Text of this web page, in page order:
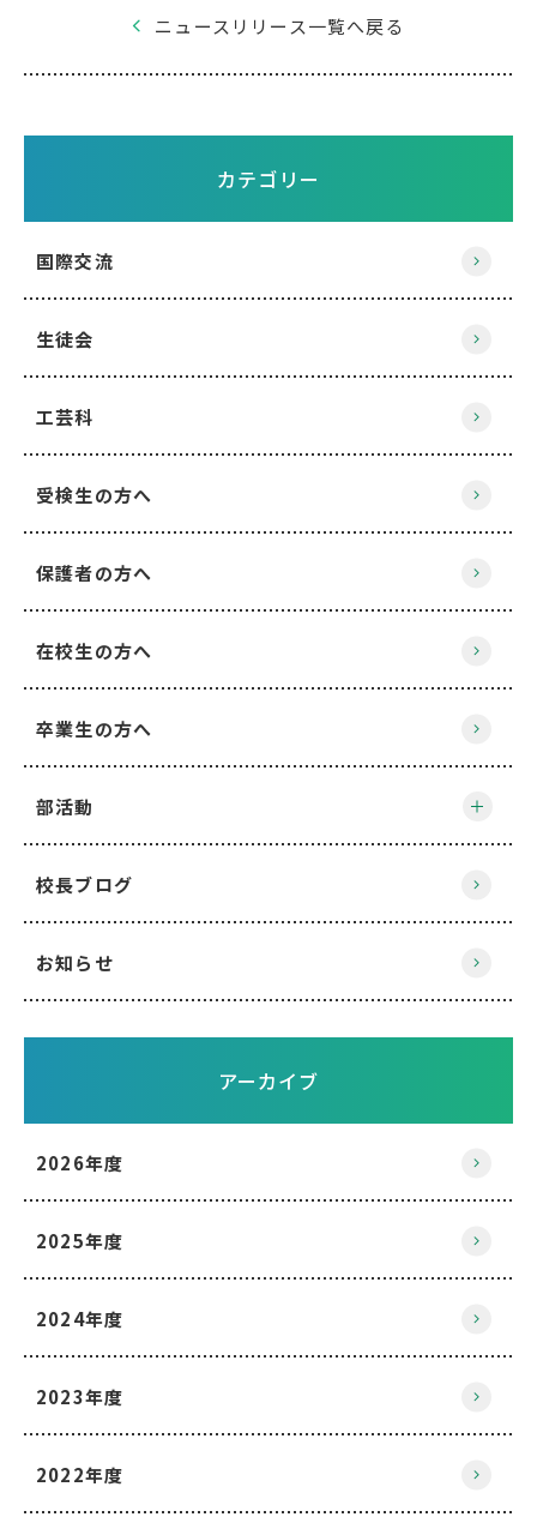
ニュースリリース一覧へ戻る
カテゴリー
国際交流
生徒会
工芸科
受検生の方へ
保護者の方へ
在校生の方へ
卒業生の方へ
部活動
校長ブログ
お知らせ
アーカイブ
2026年度
2025年度
2024年度
2023年度
2022年度